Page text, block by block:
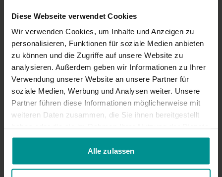
Diese Webseite verwendet Cookies
Wir verwenden Cookies, um Inhalte und Anzeigen zu
personalisieren, Funktionen für soziale Medien anbieten
zu können und die Zugriffe auf unsere Website zu
analysieren. Außerdem geben wir Informationen zu Ihrer
Verwendung unserer Website an unsere Partner für
soziale Medien, Werbung und Analysen weiter. Unsere
Partner führen diese Informationen möglicherweise mit
weiteren Daten zusammen, die Sie ihnen bereitgestellt
gesammelt haben.
Alle zulassen
Clips.
Sabine P. Juli 28, 2017
super erklärt
0
Ähnliche Videos